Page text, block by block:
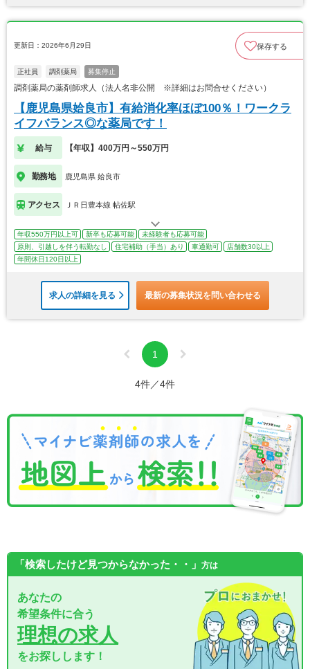
更新日：2026年6月29日 保存する
正社員 調剤薬局 募集停止
調剤薬局の薬剤師求人（法人名非公開 ※詳細はお問合せください）
【鹿児島県姶良市】有給消化率ほぼ100％！ワークラ
イフバランス◎な薬局です！
給与 【年収】400万円～550万円
勤務地 鹿児島県 姶良市
アクセス ＪＲ日豊本線 帖佐駅
年収550万円以上可 新卒も応募可能
未経験者も応募可能
原則、引越しを伴う転勤なし
住宅補助（手当）あり 車通勤可
店舗数30以上
年間休日120日以上
求人の詳細を見る 最新の募集状況を問い合わせる
1
4件／4件
「検索したけど見つからなかった・・」 方は
あなたの
希望条件に合う
理想の求人
をお探しします！